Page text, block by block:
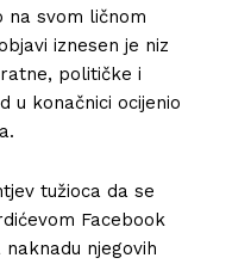
na svom ličnom
iznesen je niz
političke i
u konačnici ocijenio
tužioca da se
Facebook
njegovih